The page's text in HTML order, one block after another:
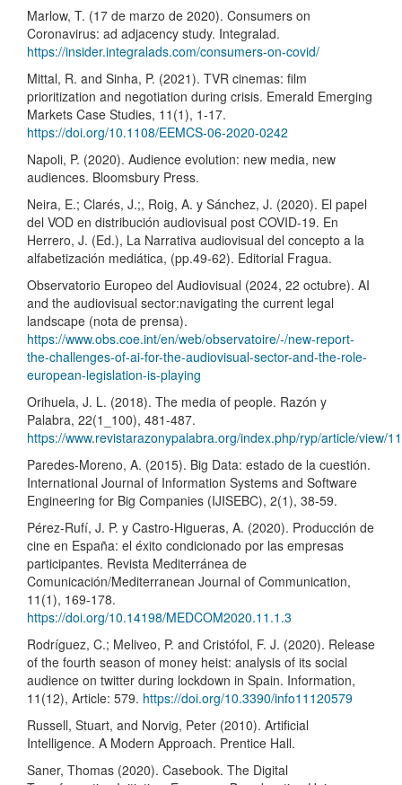
Marlow, T. (17 de marzo de 2020). Consumers on
Coronavirus: ad adjacency study. Integralad.
https://insider.integralads.com/consumers-on-covid/
Mittal, R. and Sinha, P. (2021). TVR cinemas: film
prioritization and negotiation during crisis. Emerald Emerging
Markets Case Studies, 11(1), 1-17.
https://doi.org/10.1108/EEMCS-06-2020-0242
Napoli, P. (2020). Audience evolution: new media, new
audiences. Bloomsbury Press.
Neira, E.; Clarés, J.;, Roig, A. y Sánchez, J. (2020). El papel
del VOD en distribución audiovisual post COVID-19. En
Herrero, J. (Ed.), La Narrativa audiovisual del concepto a la
alfabetización mediática, (pp.49-62). Editorial Fragua.
Observatorio Europeo del Audiovisual (2024, 22 octubre). AI
and the audiovisual sector:navigating the current legal
landscape (nota de prensa).
https://www.obs.coe.int/en/web/observatoire/-/new-report-
the-challenges-of-ai-for-the-audiovisual-sector-and-the-role-
european-legislation-is-playing
Orihuela, J. L. (2018). The media of people. Razón y
Palabra, 22(1_100), 481-487.
https://www.revistarazonypalabra.org/index.php/ryp/article/view/
Paredes-Moreno, A. (2015). Big Data: estado de la cuestión.
International Journal of Information Systems and Software
Engineering for Big Companies (IJISEBC), 2(1), 38-59.
Pérez-Rufí, J. P. y Castro-Higueras, A. (2020). Producción de
cine en España: el éxito condicionado por las empresas
participantes. Revista Mediterránea de
Comunicación/Mediterranean Journal of Communication,
11(1), 169-178.
https://doi.org/10.14198/MEDCOM2020.11.1.3
Rodríguez, C.; Meliveo, P. and Cristófol, F. J. (2020). Release
of the fourth season of money heist: analysis of its social
audience on twitter during lockdown in Spain. Information,
11(12), Article: 579. https://doi.org/10.3390/info11120579
Russell, Stuart, and Norvig, Peter (2010). Artificial
Intelligence. A Modern Approach. Prentice Hall.
Saner, Thomas (2020). Casebook. The Digital